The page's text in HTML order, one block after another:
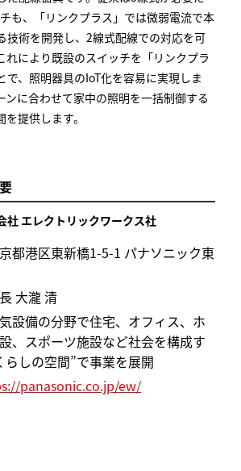
も、「リンクプラス」では微弱電流で本
技術を開発し、2線式配線での対応を可
れにより既設のスイッチを「リンクプラ
で、照明器具のIoT化を容易に実現しま
ンに合わせて家中の照明を一括制御する
提供します。
社 エレクトリックワークス社
都港区東新橋1-5-1 パナソニック東
大瀧 清
設備の分野で住宅、オフィス、ホ
、スポーツ施設など社会を構成す
らしの空間”で事業を展開
panasonic.co.jp/ew/